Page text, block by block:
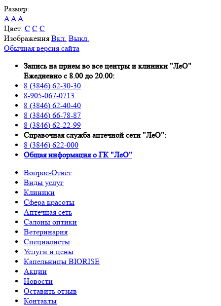
Размер:
AAA
Цвет: C C C
Изображения Вкл. Выкл.
Обычная версия сайта
Запись на прием во все центры и клиники "ЛеО"
Ежедневно с 8.00 до 20.00:
8 (3846) 62-30-30
8-905-067-0713
8 (3846) 62-40-40
8 (3846) 66-78-87
8 (3846) 62-22-99
Справочная служба аптечной сети "ЛеО":
8 (3846) 622-000
Oбщая информация о ГК "ЛеО"
Вопрос-Ответ
Виды услуг
Клиники
Сфера красоты
Аптечная сеть
Салоны оптики
Ветеринария
Специалисты
Услуги и цены
Капельницы BIORISE
Акции
Новости
Оставить отзыв
Контакты